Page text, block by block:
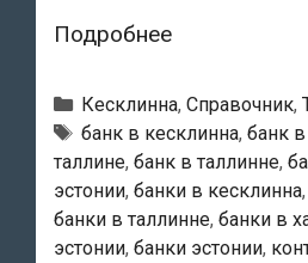
ПодробнееSwedbank
Rävala
kontor
Рубрики
Кесклинна, Справочник,
Тэги
банк в кесклинна, банк
таллине, банк в таллинне,
эстонии, банки в кесклинна,
банки в таллинне, банки в
эстонии, банки эстонии,